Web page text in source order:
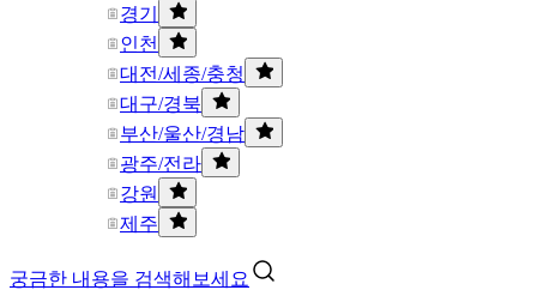
경기
인천
대전/세종/충청
대구/경북
부산/울산/경남
광주/전라
강원
제주
궁금한 내용을 검색해보세요